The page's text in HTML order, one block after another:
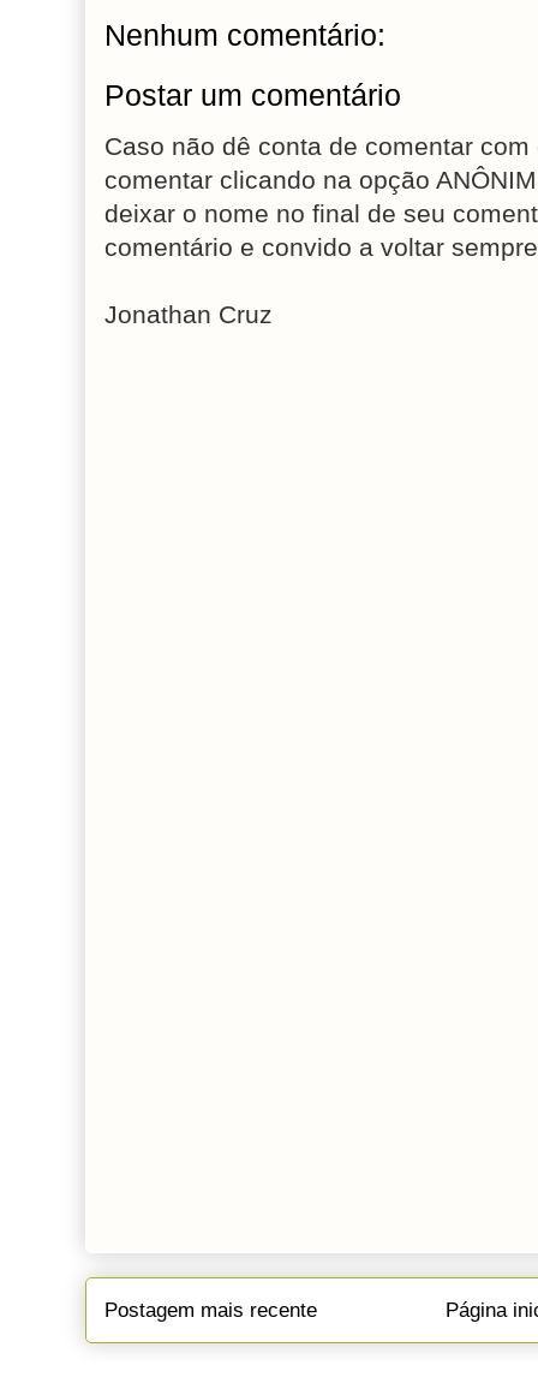
Nenhum comentário:
Postar um comentário
Caso não dê conta de comentar
comentar clicando na opção
deixar o nome no final de seu
comentário e convido a voltar
Jonathan Cruz
Postagem mais recente Página